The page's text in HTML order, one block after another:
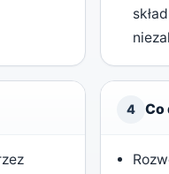
4 Co